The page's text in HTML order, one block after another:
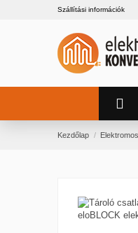
Szállítási információk
Kezdőlap